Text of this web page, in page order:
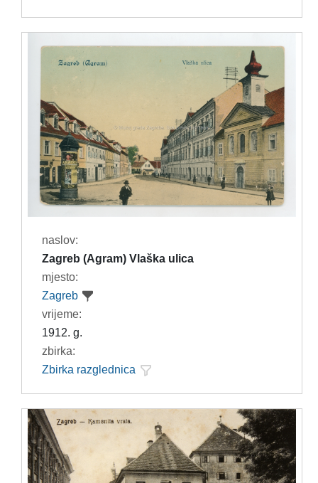
naslov:
Zagreb (Agram) Vlaška ulica
mjesto:
Zagreb
vrijeme:
1912. g.
zbirka:
Zbirka razglednica